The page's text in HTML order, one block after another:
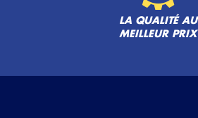
LA QUALITÉ AU
MEILLEUR PRIX